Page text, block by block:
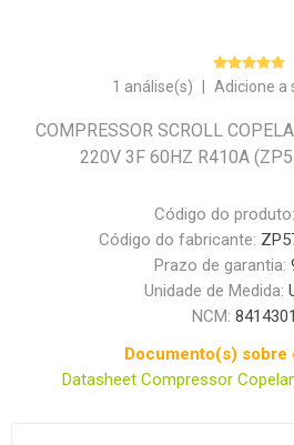
1 análise(s) Adicione a
COMPRESSOR SCROLL
220V 3F 60HZ R410A
Código do produto:
Código do fabricante:
Prazo de garantia:
Unidade de Medida:
NCM:
Documento(s) sobre
Datasheet Compressor